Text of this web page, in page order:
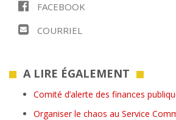
FACEBOOK
COURRIEL
A LIRE ÉGALEMENT
Comité d’alerte des finances
Organiser le chaos au Service